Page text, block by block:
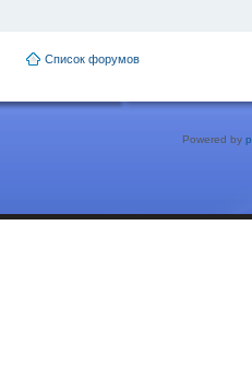
Список форумов
Powered by